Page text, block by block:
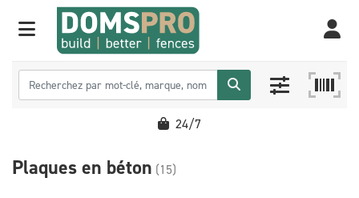
24/7
Plaques en béton (15)